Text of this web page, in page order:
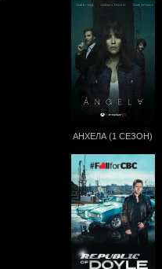
АНХЕЛА (1 СЕЗОН)